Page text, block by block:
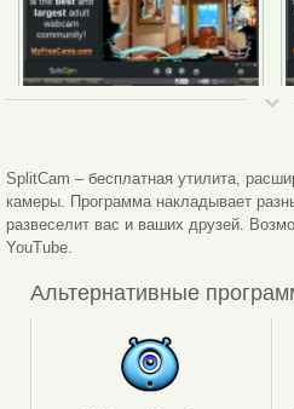
Обьекты
SplitCam – бесплатная утилита,
камеры. Программа накладывает
развеселит вас и ваших друзей.
YouTube.
Альтернативные